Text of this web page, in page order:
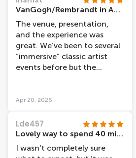
VanGogh/Rembrandt in Amsterdam
The venue, presentation,
and the experience was
great. We’ve been to several
“immersive” classic artist
events before but the
experienced.
Apr 20, 2026
Lde457
Lovely way to spend 40 minutes
I wasn't completely sure